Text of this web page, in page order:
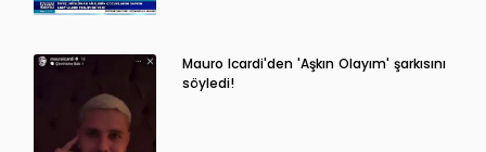
Mauro Icardi'den 'Aşkın Olayım' şarkısını
söyledi!